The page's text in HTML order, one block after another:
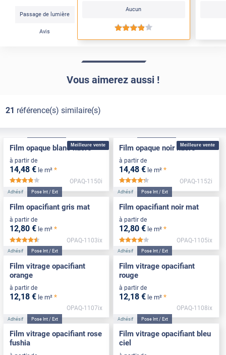
Passage de lumière
Avis
Aucun
*****
Vous aimerez aussi !
21 référence(s) similaire(s)
Meilleure vente
Film opaque blanc nacré
à partir de
14,48 € le m² *
*****
OPAQ-1150i
Meilleure vente
Film opaque noir nacré
à partir de
14,48 € le m² *
*****
OPAQ-1152i
Adhésif Pose Int / Ext
Film opacifiant gris mat
à partir de
12,80 € le m² *
*****
OPAQ-1103ix
Adhésif Pose Int / Ext
Film opacifiant noir mat
à partir de
12,80 € le m² *
*****
OPAQ-1105ix
Adhésif Pose Int / Ext
Film vitrage opacifiant
orange
à partir de
12,18 € le m² *
OPAQ-1107ix
Adhésif Pose Int / Ext
Film vitrage opacifiant
rouge
à partir de
12,18 € le m² *
OPAQ-1108ix
Adhésif Pose Int / Ext
Film vitrage opacifiant rose
fushia
Adhésif Pose Int / Ext
Film vitrage opacifiant bleu
ciel